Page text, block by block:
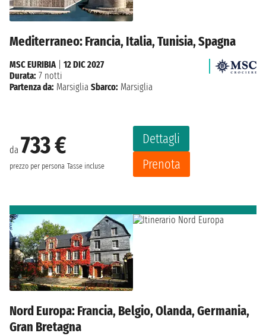
Mediterraneo: Francia, Italia, Tunisia, Spagna
da 733 €
prezzo per persona Tasse incluse
Dettagli
Prenota
MSC EURIBIA
12 DIC 2027
Durata: 7 notti
Partenza da: Marsiglia Sbarco: Marsiglia
Nord Europa: Francia, Belgio, Olanda, Germania,
Gran Bretagna